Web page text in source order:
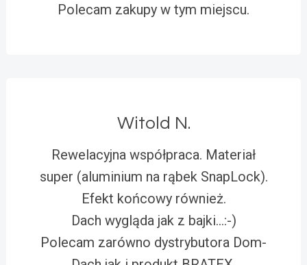
Polecam zakupy w tym miejscu.
Witold N.
Rewelacyjna współpraca. Materiał
super (aluminium na rąbek SnapLock).
Efekt końcowy również.
Dach wygląda jak z bajki…:-)
Polecam zarówno dystrybutora Dom-